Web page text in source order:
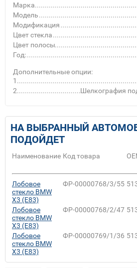
Марка
Модель
Модификация
Цвет стекла
Цвет полосы
Год:
Дополнительные опции:
1
2
Шелкография
НА ВЫБРАННЫЙ
ПОДОЙДЕТ
Наименование Код товара
Лобовое
стекло BMW
X3 (E83)
ФР-00000768/3/55
Лобовое
стекло BMW
X3 (E83)
ФР-00000768/2/47
Лобовое
стекло BMW
X3 (E83)
ФР-00000769/1/36